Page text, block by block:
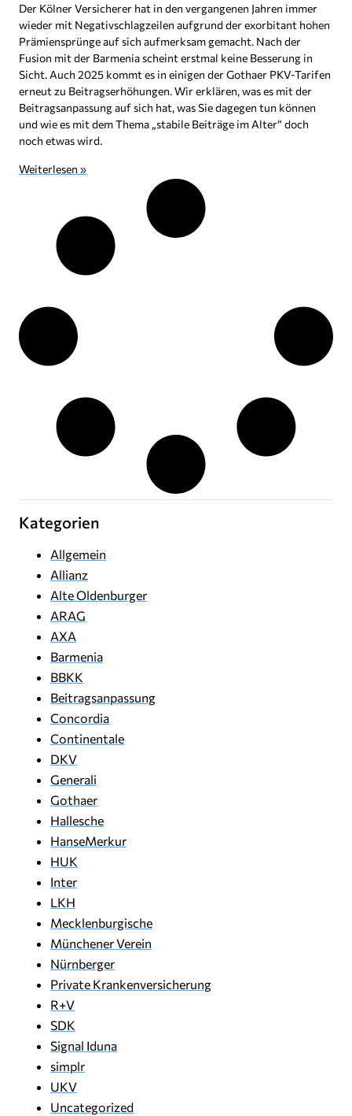
Der Kölner Versicherer hat in den vergangenen Jahren immer
wieder mit Negativschlagzeilen aufgrund der exorbitant hohen
Prämiensprünge auf sich aufmerksam gemacht. Nach der
Fusion mit der Barmenia scheint erstmal keine Besserung in
Sicht. Auch 2025 kommt es in einigen der Gothaer PKV-Tarifen
erneut zu Beitragserhöhungen. Wir erklären, was es mit der
Beitragsanpassung auf sich hat, was Sie dagegen tun können
und wie es mit dem Thema „stabile Beiträge im Alter“ doch
noch etwas wird.
Weiterlesen »
Kategorien
Allgemein
Allianz
Alte Oldenburger
ARAG
AXA
Barmenia
BBKK
Beitragsanpassung
Concordia
Continentale
DKV
Generali
Gothaer
Hallesche
HanseMerkur
HUK
Inter
LKH
Mecklenburgische
Münchener Verein
Nürnberger
Private Krankenversicherung
R+V
SDK
Signal Iduna
simplr
UKV
Uncategorized